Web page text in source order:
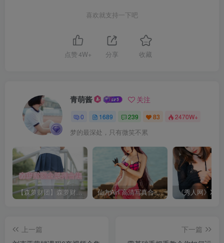
喜欢就支持一下吧
点赞 4W+ 分享 收藏
青萌酱 关注
0 1689 239 83 2470W+
梦的最深处，只有微笑不累
【森萝财团】森萝财团系列福利原版无水印合集下载[与本站内容同步更新] 仙九Airi 高清写真合集[持续更新]
上一篇
下一篇